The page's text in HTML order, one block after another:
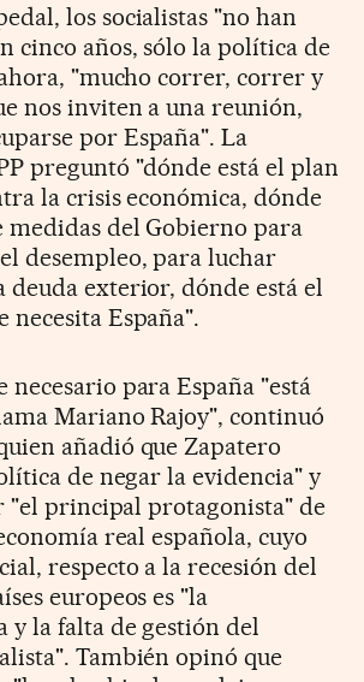
los socialistas "no han
cinco años, sólo la política de
"mucho correr, correr y
nos inviten a una reunión,
por España". La
preguntó "dónde está el plan
la crisis económica, dónde
medidas del Gobierno para
desempleo, para luchar
deuda exterior, dónde está el
necesita España".
necesario para España "está
Mariano Rajoy", continuó
añadió que Zapatero
de negar la evidencia" y
"el principal protagonista" de
real española, cuyo
respecto a la recesión del
europeos es "la
y la falta de gestión del
También opinó que